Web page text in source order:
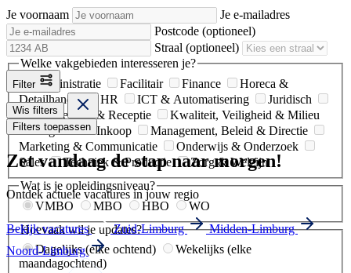
Je voornaam
Je e-mailadres
Postcode (optioneel)
Straal (optioneel)
Welke vakgebieden interesseren je?
Administratie
Facilitair Finance
Horeca &
Detailhandel
HR ICT & Automatisering
Juridisch
Klantenservice & Receptie
Kwaliteit, Veiligheid & Milieu
Logistiek & Inkoop
Management, Beleid & Directie
Marketing & Communicatie
Onderwijs & Onderzoek
Sales
Techniek & Productie
Zorg & Welzijn
Wat is je opleidingsniveau?
VMBO
MBO HBO
WO
Hoevaak wil je updates?
Dagelijks (elke ochtend)
Wekelijks (elke
maandagochtend)
Filter
Wis filters
Filters toepassen
Zet vandaag de stap naar morgen!
Ontdek actuele vacatures in jouw regio
Bekijk vacatures Zuid-Limburg
Midden-Limburg
Noord-Limburg